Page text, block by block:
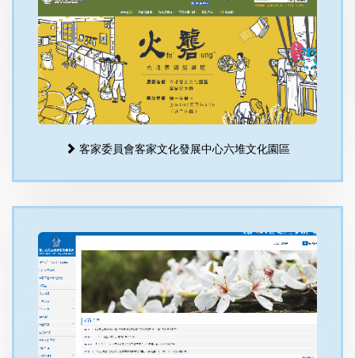
客家委員會客家文化發展中心六堆文化園區